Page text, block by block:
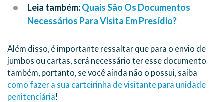
Leia também:Quais São Os Documentos
Necessários Para Visita Em Presídio?
Além disso, é importante ressaltar que para o envio de
jumbos ou cartas, será necessário ter esse documento
também, portanto, se você ainda não o possui, saiba
como fazer a sua carteirinha de visitante para unidade
penitenciária!